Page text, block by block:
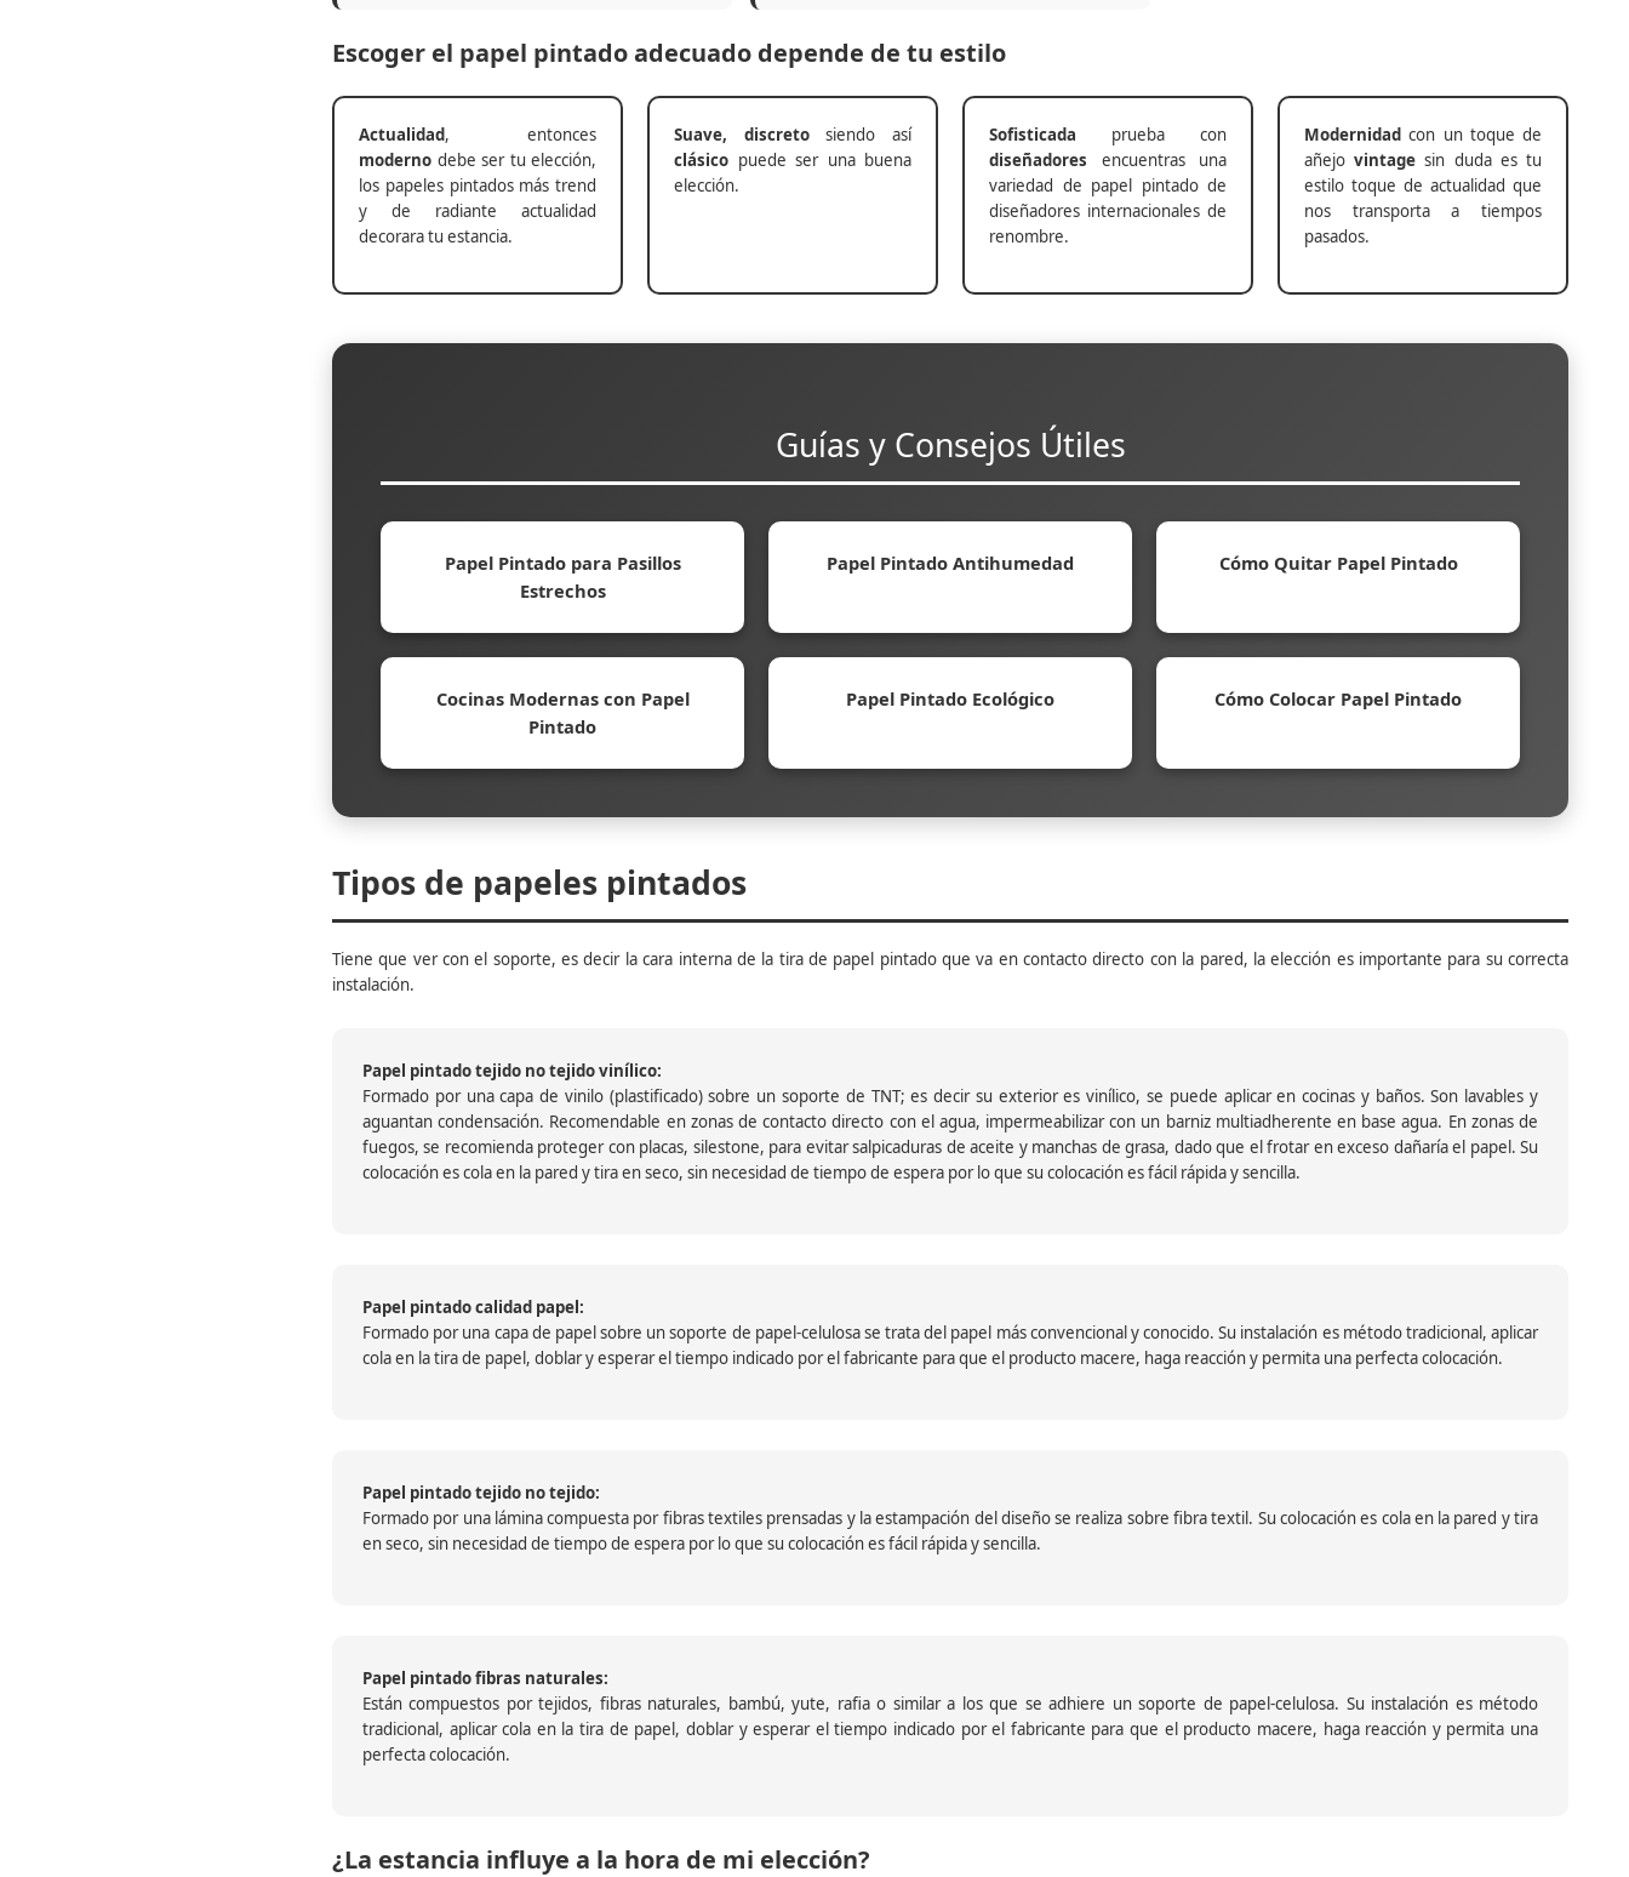
Escoger el papel pintado adecuado depende de tu estilo
Actualidad, entonces
moderno debe ser tu elección,
los papeles pintados más trend
y de radiante actualidad
decorara tu estancia.
Suave, discretosiendo así
clásico puede ser una buena
elección.
Sofisticada prueba con
diseñadores encuentras una
variedad de papel pintado de
diseñadores internacionales de
renombre.
Modernidad con un toque de
añejovintage sin duda es tu
estilo toque de actualidad que
nos transporta a tiempos
pasados.
Guías y Consejos Útiles
Papel Pintado para Pasillos
Estrechos
Papel Pintado Antihumedad Cómo Quitar Papel Pintado
Cocinas Modernas con Papel
Pintado
Papel Pintado Ecológico Cómo Colocar Papel Pintado
Tipos de papeles pintados
Tiene que ver con el soporte, es decir la cara interna de la tira de papel pintado que va en contacto directo con la pared, la elección es importante para su correcta
instalación.
Papel pintado tejido no tejido vinílico:
Formado por una capa de vinilo (plastificado) sobre un soporte de TNT; es decir su exterior es vinílico, se puede aplicar en cocinas y baños. Son lavables y
aguantan condensación. Recomendable en zonas de contacto directo con el agua, impermeabilizar con un barniz multiadherente en base agua. En zonas de
fuegos, se recomienda proteger con placas, silestone, para evitar salpicaduras de aceite y manchas de grasa, dado que el frotar en exceso dañaría el papel. Su
colocación es cola en la pared y tira en seco, sin necesidad de tiempo de espera por lo que su colocación es fácil rápida y sencilla.
Papel pintado calidad papel:
Formado por una capa de papel sobre un soporte de papel-celulosa se trata del papel más convencional y conocido. Su instalación es método tradicional, aplicar
cola en la tira de papel, doblar y esperar el tiempo indicado por el fabricante para que el producto macere, haga reacción y permita una perfecta colocación.
Papel pintado tejido no tejido:
Formado por una lámina compuesta por fibras textiles prensadas y la estampación del diseño se realiza sobre fibra textil. Su colocación es cola en la pared y tira
en seco, sin necesidad de tiempo de espera por lo que su colocación es fácil rápida y sencilla.
Papel pintado fibras naturales:
Están compuestos por tejidos, fibras naturales, bambú, yute, rafia o similar a los que se adhiere un soporte de papel-celulosa. Su instalación es método
tradicional, aplicar cola en la tira de papel, doblar y esperar el tiempo indicado por el fabricante para que el producto macere, haga reacción y permita una
perfecta colocación.
¿La estancia influye a la hora de mi elección?